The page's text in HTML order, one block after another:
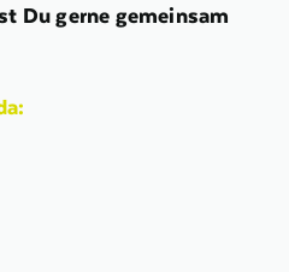
Du gerne gemeinsam